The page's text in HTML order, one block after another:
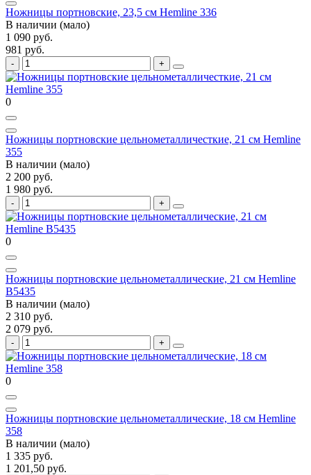
Ножницы портновские, 23,5 см Hemline 336
В наличии (мало)
1 090 руб.
981 руб.
0
Ножницы портновские цельнометалличесткие, 21 см Hemline
355
В наличии (мало)
2 200 руб.
1 980 руб.
0
Ножницы портновские цельнометаллические, 21 см Hemline
B5435
В наличии (мало)
2 310 руб.
2 079 руб.
0
Ножницы портновские цельнометаллические, 18 см Hemline
358
В наличии (мало)
1 335 руб.
1 201,50 руб.